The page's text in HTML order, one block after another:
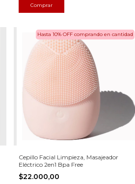
Cepillo Facial Limpieza, Masajeador
Eléctrico 2en1 Bpa Free
$22.000,00
Hasta 10% OFF comprando en cantidad